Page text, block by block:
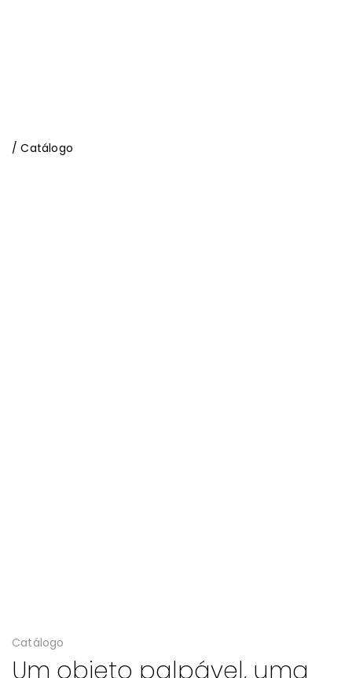
/ Catálogo
Catálogo
Um objeto palpável, uma